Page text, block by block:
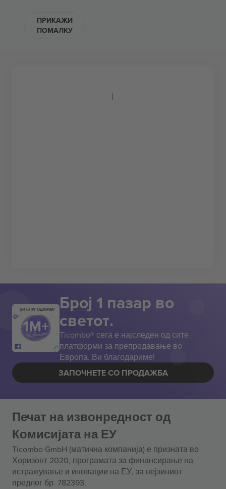
ПРИКАЖИ
ПОМАЛКУ
ВИ БЛАГОДАРАМ! Број 1 пазар во
светот.
Ticombo® сега е најследен од сите
платформи за препродавање во
Европа. Ви благодариме!
ЗАПОЧНЕТЕ СО ПРОДАЖБА
Печат на извонредност од
Комисијата на ЕУ
Ticombo GmbH (матична компанија) е призната во
Хоризонт 2020, програмата за финансирање на
истражување и иновации на ЕУ, за нејзиниот
предлог бр. 782393.